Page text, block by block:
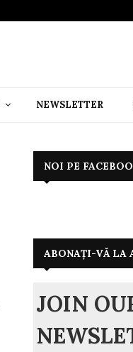
NEWSLETTER
NOI PE
ABONAȚI-VĂ LA
JOIN